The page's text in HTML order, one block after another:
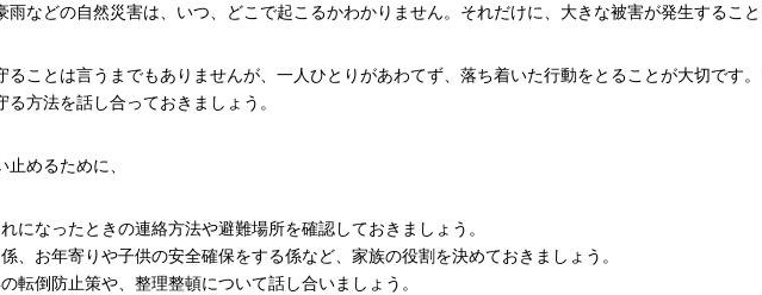
雨などの自然災害は、いつ、どこで起こるかわかりません。それだけに、大きな被害が発生すること
ることは言うまでもありませんが、一人ひとりがあわてず、落ち着いた行動をとることが大切です
方法を話し合っておきましょう。
めるために、
になったときの連絡方法や避難場所を確認しておきましょう。
、お年寄りや子供の安全確保をする係など、家族の役割を決めておきましょう。
転倒防止策や、整理整頓について話し合いましょう。